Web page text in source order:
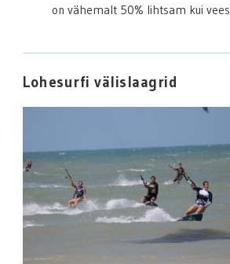
on vähemalt 50% lihtsam kui vees
Lohesurfi välislaagrid